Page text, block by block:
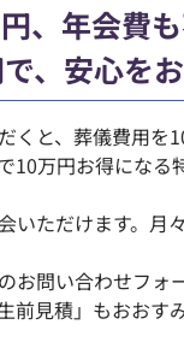
、年会費も
、安心をお
と、葬儀費用を
万円お得になる
ただけます。月
問い合わせフォ
見積」もおおす